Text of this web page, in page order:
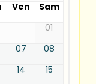
Ven
Sam
01
07
08
14
15